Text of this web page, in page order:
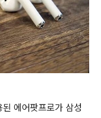
에어팟프로가 삼성